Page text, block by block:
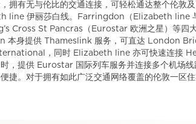
拥有无与伦比的交通连接，可轻松通达整个伦敦
line 伊丽莎白线。Farringdon（Elizabeth line
Cross St Pancras（Eurostar 欧洲之星）等四
本身提供 Thameslink 服务，可直达 London
，同时 Elizabeth line 亦可快速连接
，提供 Eurostar 国际列车服务并连接多个机场
捷。对于拥有如此广泛交通网络覆盖的伦敦一区